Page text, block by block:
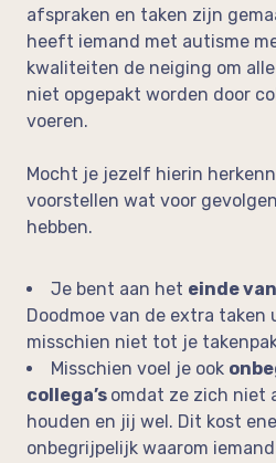
afspraken en taken zijn
heeft iemand met autisme
kwaliteiten de neiging om
niet opgepakt worden door
voeren.
Mocht je jezelf hierin
voorstellen wat voor
hebben.
Je bent aan het einde
Doodmoe van de extra taken
misschien niet tot je
Misschien voel je ook
collega’s omdat ze zich niet
houden en jij wel. Dit kost
onbegrijpelijk waarom